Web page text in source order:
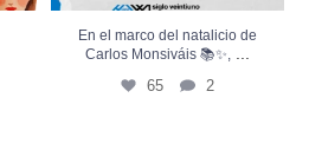
En el marco del natalicio de
Carlos Monsiváis 📚✨, ...
65 2